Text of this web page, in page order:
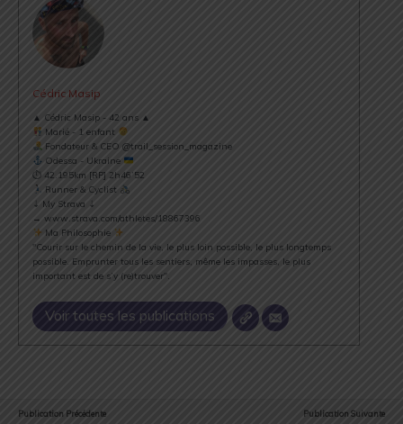
Cédric Masip
▲ Cédric Masip - 42 ans ▲
Marié - 1 enfant
Fondateur & CEO @trail_session_magazine
Odessa - Ukraine
⏱ 42.195km [RP] 2h46’52
Runner & Cyclist
⇣ My Strava ⇣
→ www.strava.com/athletes/18867396
Ma Philosophie
"Courir sur le chemin de la vie, le plus loin possible, le plus longtemps
possible. Emprunter tous les sentiers, même les impasses, le plus
important est de s’y (re)trouver".
Voir toutes les publications
Publication Précédente
Publication Suivante